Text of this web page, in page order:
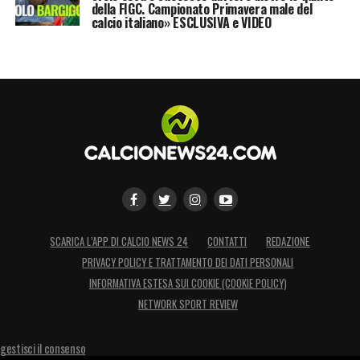
della FIGC. Campionato Primavera male del
calcio italiano» ESCLUSIVA e VIDEO
SCARICA L’APP DI CALCIO NEWS 24 CONTATTI
REDAZIONE
PRIVACY POLICY E TRATTAMENTO DEI DATI PERSONALI
INFORMATIVA ESTESA SUI COOKIE (COOKIE POLICY)
NETWORK SPORT REVIEW
gestisci il consenso